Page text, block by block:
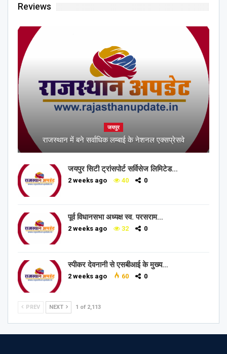
Reviews
जयपुर
राजस्थान में बने सर्वाधिक लम्बाई के नेशनल एक्सप्रेसवे
जयपुर सिटी ट्रांसपोर्ट सर्विसेज लिमिटेड…
2 weeks ago 40 0
पूर्व विधानसभा अध्यक्ष स्व. परसराम…
2 weeks ago 32 0
स्पीकर देवनानी से एसबीआई के मुख्य…
2 weeks ago 60 0
PREV NEXT 1 of 2,113